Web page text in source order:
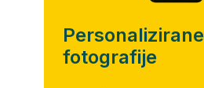
Personalizirane
fotografije